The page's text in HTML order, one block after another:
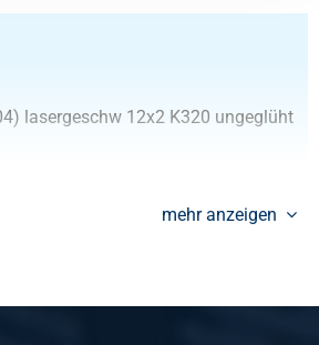
lasergeschw 12x2 K320 ungeglüht
mehr anzeigen